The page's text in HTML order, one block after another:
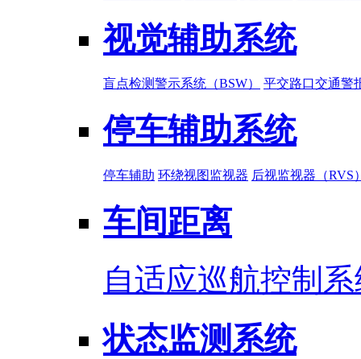
视觉辅助系统
盲点检测警示系统（BSW） 平交路口交通警
停车辅助系统
停车辅助 环绕视图监视器 后视监视器（RVS
车间距离
自适应巡航控制
状态监测系统